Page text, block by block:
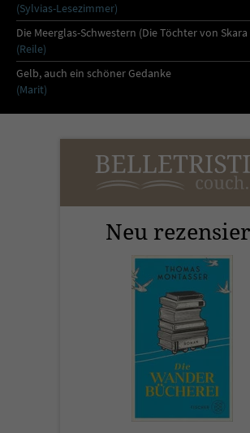
(Sylvias-Lesezimmer)
Die Meerglas-Schwestern (Die Töchter von Skara
(Reile)
Gelb, auch ein schöner Gedanke
(Marit)
Neu
Zweck
Dieses Cookie gewährleistet
Kommunikation der Webseite
Sicherheitscode des